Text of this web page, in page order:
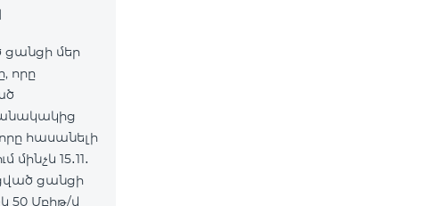
ցանցի մեր
որը
որը հասանելի
15․11․
ցանցի